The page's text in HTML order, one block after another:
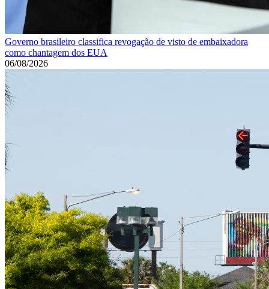
Governo brasileiro classifica revogação de visto de embaixadora
como chantagem dos EUA
06/08/2026